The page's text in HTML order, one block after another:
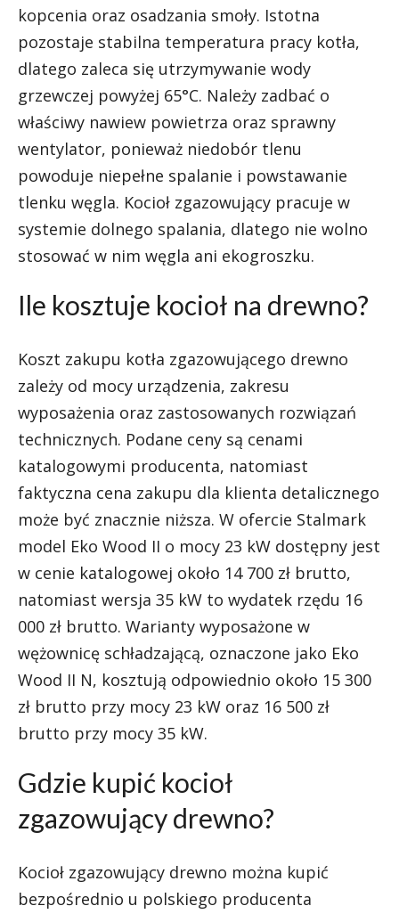
kopcenia oraz osadzania smoły. Istotna
pozostaje stabilna temperatura pracy kotła,
dlatego zaleca się utrzymywanie wody
grzewczej powyżej 65°C. Należy zadbać o
właściwy nawiew powietrza oraz sprawny
wentylator, ponieważ niedobór tlenu
powoduje niepełne spalanie i powstawanie
tlenku węgla. Kocioł zgazowujący pracuje w
systemie dolnego spalania, dlatego nie wolno
stosować w nim węgla ani ekogroszku.
Ile kosztuje kocioł na drewno?
Koszt zakupu kotła zgazowującego drewno
zależy od mocy urządzenia, zakresu
wyposażenia oraz zastosowanych rozwiązań
technicznych. Podane ceny są cenami
katalogowymi producenta, natomiast
faktyczna cena zakupu dla klienta detalicznego
może być znacznie niższa. W ofercie Stalmark
model Eko Wood II o mocy 23 kW dostępny jest
w cenie katalogowej około 14 700 zł brutto,
natomiast wersja 35 kW to wydatek rzędu 16
000 zł brutto. Warianty wyposażone w
wężownicę schładzającą, oznaczone jako Eko
Wood II N, kosztują odpowiednio około 15 300
zł brutto przy mocy 23 kW oraz 16 500 zł
brutto przy mocy 35 kW.
Gdzie kupić kocioł
zgazowujący drewno?
Kocioł zgazowujący drewno można kupić
bezpośrednio u polskiego producenta